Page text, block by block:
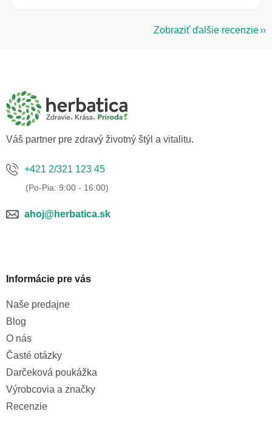
Zobraziť ďalšie recenzie
Váš partner pre zdravý životný štýl a vitalitu.
+421 2/321 123 45
ahoj@herbatica.sk
Informácie pre vás
Naše predajne
Blog
O nás
Časté otázky
Darčeková poukážka
Výrobcovia a značky
Recenzie